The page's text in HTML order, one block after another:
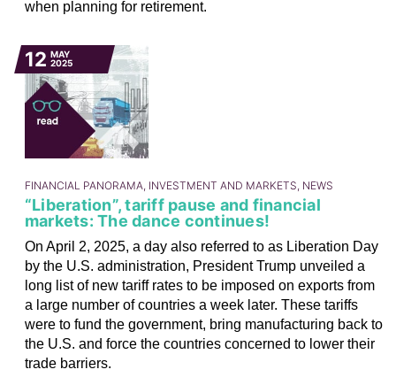
when planning for retirement.
12 MAY
2025
FINANCIAL PANORAMA, INVESTMENT AND MARKETS, NEWS
“Liberation”, tariff pause and financial
markets: The dance continues!
On April 2, 2025, a day also referred to as Liberation Day
by the U.S. administration, President Trump unveiled a
long list of new tariff rates to be imposed on exports from
a large number of countries a week later. These tariffs
were to fund the government, bring manufacturing back to
the U.S. and force the countries concerned to lower their
trade barriers.